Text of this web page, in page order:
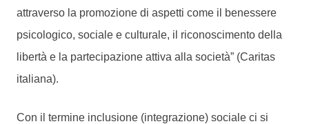
attraverso la promozione di aspetti come il benessere
psicologico, sociale e culturale, il riconoscimento della
libertà e la partecipazione attiva alla società” (Caritas
italiana).
Con il termine inclusione (integrazione) sociale ci si